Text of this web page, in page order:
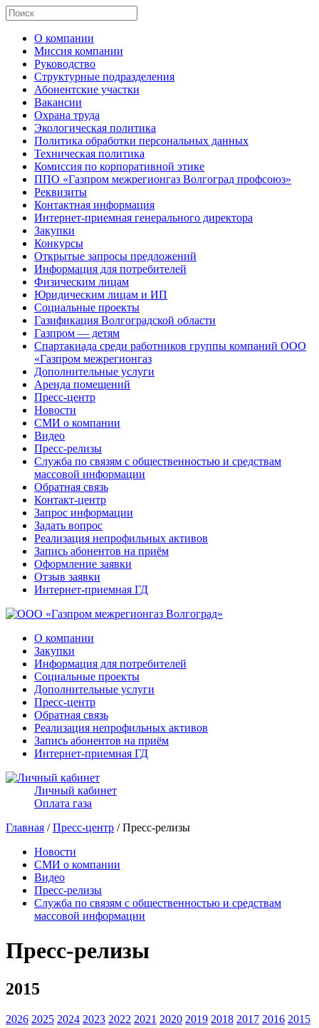
О компании
Миссия компании
Руководство
Структурные подразделения
Абонентские участки
Вакансии
Охрана труда
Экологическая политика
Политика обработки персональных данных
Техническая политика
Комиссия по корпоративной этике
ППО «Газпром межрегионгаз Волгоград профсоюз»
Реквизиты
Контактная информация
Интернет-приемная генерального директора
Закупки
Конкурсы
Открытые запросы предложений
Информация для потребителей
Физическим лицам
Юридическим лицам и ИП
Социальные проекты
Газификация Волгоградской области
Газпром — детям
Спартакиада среди работников группы компаний ООО
«Газпром межрегионгаз
Дополнительные услуги
Аренда помещений
Пресс-центр
Новости
СМИ о компании
Видео
Пресс-релизы
Служба по связям с общественностью и средствам
массовой информации
Обратная связь
Контакт-центр
Запрос информации
Задать вопрос
Реализация непрофильных активов
Запись абонентов на приём
Оформление заявки
Отзыв заявки
Интернет-приемная ГД
О компании
Закупки
Информация для потребителей
Социальные проекты
Дополнительные услуги
Пресс-центр
Обратная связь
Реализация непрофильных активов
Запись абонентов на приём
Интернет-приемная ГД
Личный кабинет
Оплата газа
Главная /Пресс-центр / Пресс-релизы
Новости
СМИ о компании
Видео
Пресс-релизы
Служба по связям с общественностью и средствам
массовой информации
Пресс-релизы
2015
2026 2025 2024 2023 2022 2021 2020 2019 2018 2017 2016 2015